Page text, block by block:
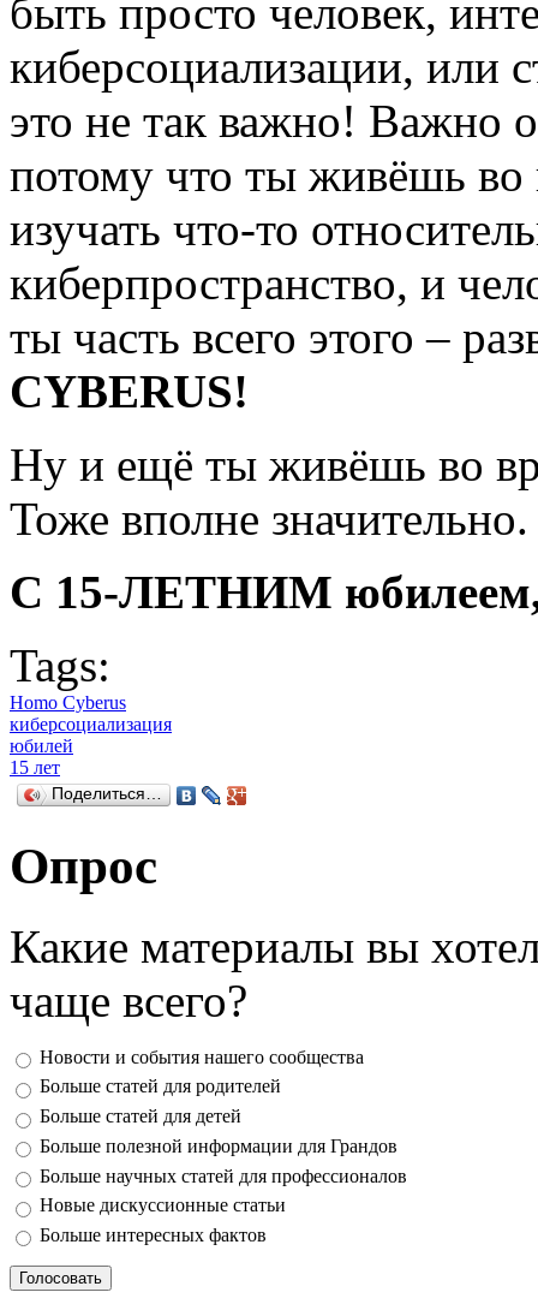
быть просто человек,
киберсоциализации, или
это не так важно! Важно
потому что ты живёшь во
изучать что-то
киберпространство, и
ты часть всего этого –
CYBERUS!
Ну и ещё ты живёшь во
Тоже вполне значительно.
С 15-ЛЕТНИМ юбилеем,
Tags:
Homo Cyberus
киберсоциализация
юбилей
15 лет
Поделиться…
Опрос
Какие материалы вы
чаще всего?
Ответы
Новости и события нашего сообщества
Больше статей для родителей
Больше статей для детей
Больше полезной информации для Грандов
Больше научных статей для профессионалов
Новые дискуссионные статьи
Больше интересных фактов